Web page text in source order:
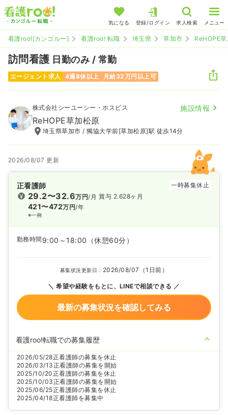
気になる 登録/ログイン 求人検索 メニュー
看護roo![カンゴルー] 看護roo! 転職 埼玉県 草加市 ReHOPE
訪問看護 日勤のみ / 常勤
エージェント求人 4週8休以上 月給32万円以上可
株式会社シーユーシー・ホスピス 施設情報
ReHOPE草加松原
埼玉県草加市 / 獨協大学前[草加松原]駅 徒歩14分
2026/08/07 更新
正看護師 一時募集休止
29.2〜32.6万円/月
421〜472万円/年
※一例
賞与 2.628ヶ月
勤務時間 9:00～18:00 （休憩60分）
募集状況更新日： 2026/08/07（1日前）
希望や経験をもとに、LINEで相談できる
最新の募集状況を確認してみる
看護roo!転職での募集履歴
2026/05/28正看護師の募集を休止
2026/03/13正看護師の募集を開始
2025/10/20正看護師の募集を休止
2025/10/03正看護師の募集を開始
2025/06/25正看護師の募集を休止
2025/04/18正看護師を募集中